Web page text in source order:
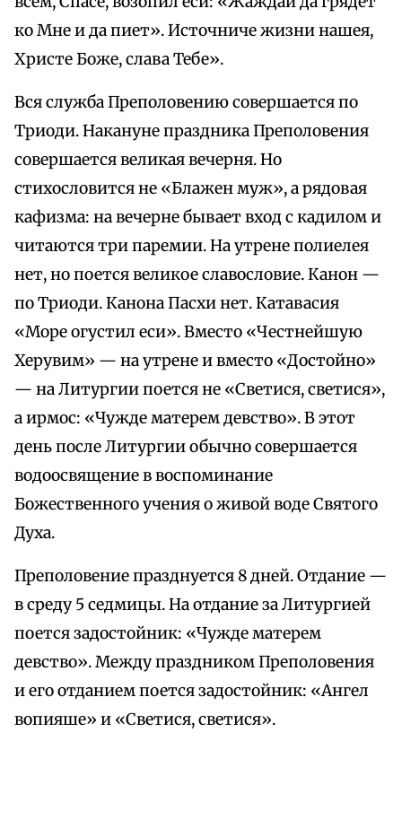
ко Мне и да пиет». Источниче жизни нашея,
Христе Боже, слава Тебе».
Вся служба Преполовению совершается по
Триоди. Накануне праздника Преполовения
совершается великая вечерня. Но
стихословится не «Блажен муж», а рядовая
кафизма: на вечерне бывает вход с кадилом и
читаются три паремии. На утрене полиелея
нет, но поется великое славословие. Канон —
по Триоди. Канона Пасхи нет. Катавасия
«Море огустил еси». Вместо «Честнейшую
Херувим» — на утрене и вместо «Достойно»
— на Литургии поется не «Светися, светися»,
а ирмос: «Чужде матерем девство». В этот
день после Литургии обычно совершается
водоосвящение в воспоминание
Божественного учения о живой воде Святого
Духа.
Преполовение празднуется 8 дней. Отдание —
в среду 5 седмицы. На отдание за Литургией
поется задостойник: «Чужде матерем
девство». Между праздником Преполовения
и его отданием поется задостойник: «Ангел
вопияше» и «Светися, светися».